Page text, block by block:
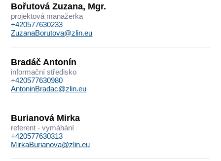
Bořutová Zuzana, Mgr.
projektová manažerka
+420577630233
ZuzanaBorutova@zlin.eu
Bradáč Antonín
informační středisko
+420577630980
AntoninBradac@zlin.eu
Burianová Mirka
referent - vymáhání
+420577630313
MirkaBurianova@zlin.eu